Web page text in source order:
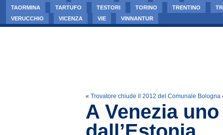
TAORMINA
TARTUFO TESTORI TORINO TRENTINO
VERUCCHIO
VICENZA VIE VINNANTUR
« Trovatore chiude il 2012 del Comunale Bologna
A Venezia